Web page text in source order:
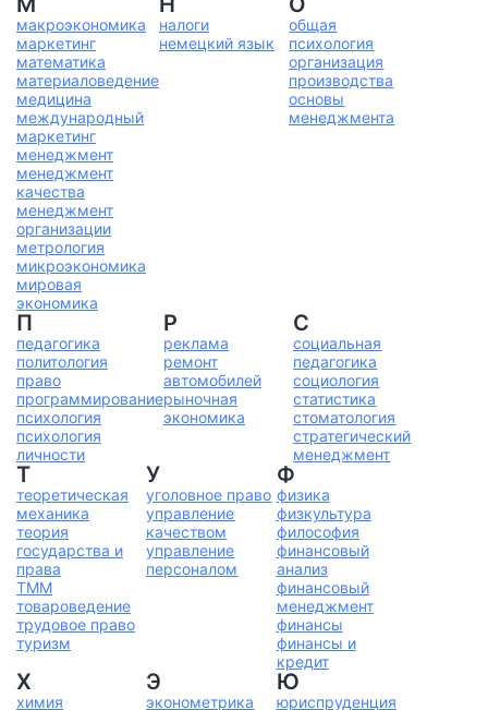
макроэкономика
маркетинг
математика
материаловедение
медицина
международный
маркетинг
менеджмент
менеджмент
качества
менеджмент
организации
метрология
микроэкономика
мировая
экономика
налоги
немецкий язык
общая
психология
организация
производства
основы
менеджмента
П
педагогика
политология
право
программирование
психология
психология
личности
Р
реклама
ремонт
автомобилей
рыночная
экономика
С
социальная
педагогика
социология
статистика
стоматология
стратегический
менеджмент
Т
теоретическая
механика
теория
государства и
права
ТММ
товароведение
трудовое право
туризм
У
уголовное право
управление
качеством
управление
персоналом
Ф
физика
физкультура
философия
финансовый
анализ
финансовый
менеджмент
финансы
финансы и
кредит
Х
химия
Э
эконометрика
Ю
юриспруденция